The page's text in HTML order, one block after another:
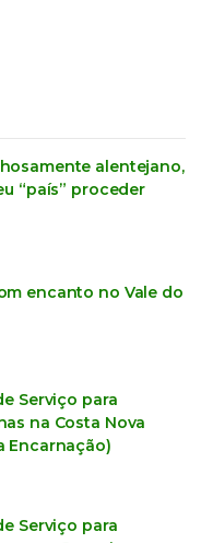
alentejano,
“país” proceder
encanto no Vale do
Serviço para
na Costa Nova
Encarnação)
Serviço para